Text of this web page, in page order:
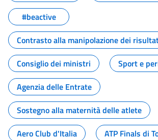
#beactive
Contrasto alla manipolazione dei
Consiglio dei ministri
Sport e
Agenzia delle Entrate
Sostegno alla maternità delle atlete
Aero Club d'Italia
ATP Finals di